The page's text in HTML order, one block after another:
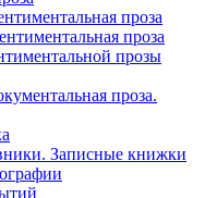
проза
проза
прозы
проза.
Записные книжки